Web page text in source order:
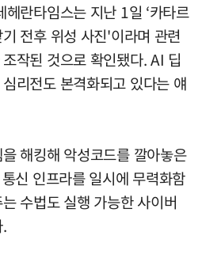
란타임스는 지난 1일 ‘카타르
전후 위성 사진'이라며 관련
작된 것으로 확인됐다. AI 딥
리전도 본격화되고 있다는 얘
해킹해 악성코드를 깔아놓은
신 인프라를 일시에 무력화함
수법도 실행 가능한 사이버